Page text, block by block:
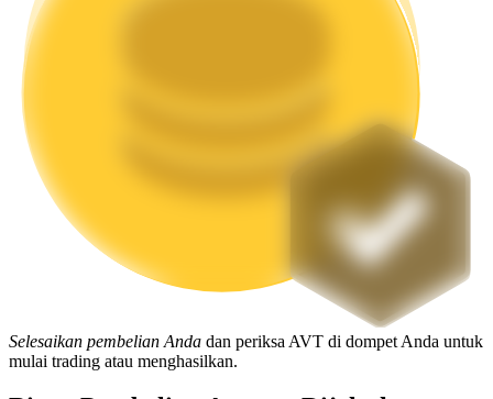
Staking fleksibel untuk mendapatkan token populer
Selesaikan pembelian Anda dan periksa AVT di dompet Anda untuk
mulai trading atau menghasilkan.